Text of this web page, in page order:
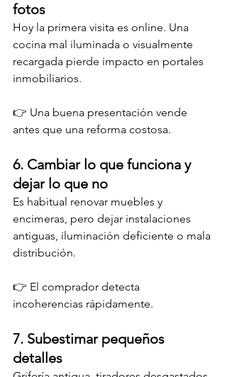
fotos
Hoy la primera visita es online. Una
cocina mal iluminada o visualmente
recargada pierde impacto en portales
inmobiliarios.
👉 Una buena presentación vende
antes que una reforma costosa.
6. Cambiar lo que funciona y
dejar lo que no
Es habitual renovar muebles y
encimeras, pero dejar instalaciones
antiguas, iluminación deficiente o mala
distribución.
👉 El comprador detecta
incoherencias rápidamente.
7. Subestimar pequeños
detalles